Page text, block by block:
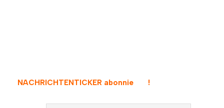
NACHRICHTENTICKER abonnieren